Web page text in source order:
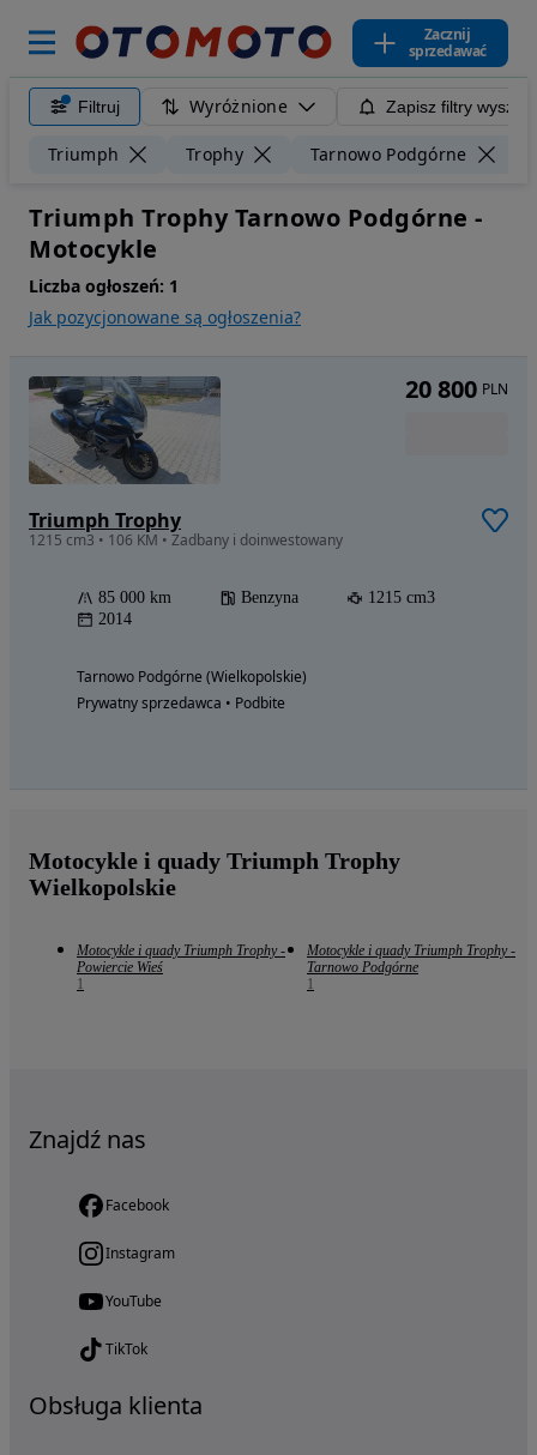
Zacznij
sprzedawać
Filtruj Wyróżnione Zapisz filtry
Triumph Trophy Tarnowo Podgórne
Triumph Trophy Tarnowo Podgórne -
Motocykle
Liczba ogłoszeń: 1
Jak pozycjonowane są ogłoszenia?
Triumph Trophy
1215 cm3 • 106 KM • Zadbany i doinwestowany
85 000 km Benzyna
1215 cm3
2014
Tarnowo Podgórne (Wielkopolskie)
Prywatny sprzedawca • Podbite
20 800 PLN
Motocykle i quady Triumph Trophy
Wielkopolskie
Motocykle i quady Triumph Trophy -
Powiercie Wieś
1
Motocykle i quady Triumph Trophy -
Tarnowo Podgórne
1
Znajdź nas
Facebook
Instagram
YouTube
TikTok
Obsługa klienta